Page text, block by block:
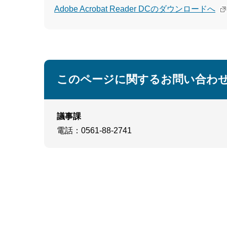
Adobe Acrobat Reader DCのダウンロードへ
このページに関するお問い合わ
議事課
電話 ：0561-88-2741